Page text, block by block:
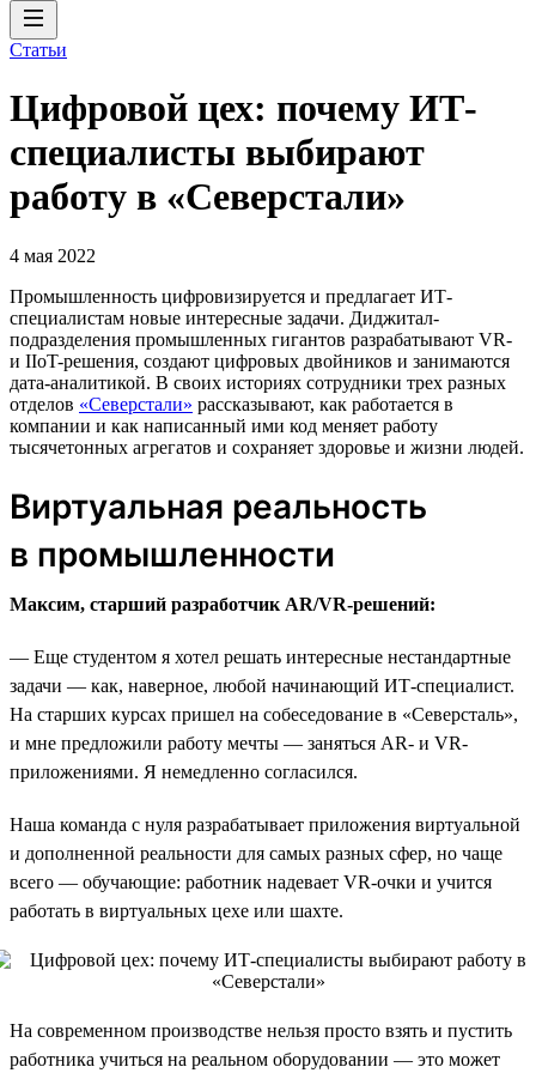
Статьи
Цифровой цех: почему ИТ-
специалисты выбирают
работу в «Северстали»
4 мая 2022
Промышленность цифровизируется и предлагает ИТ-
специалистам новые интересные задачи. Диджитал-
подразделения промышленных гигантов разрабатывают VR-
и IIoT-решения, создают цифровых двойников и занимаются
дата-аналитикой. В своих историях сотрудники трех разных
отделов «Северстали» рассказывают, как работается в
компании и как написанный ими код меняет работу
тысячетонных агрегатов и сохраняет здоровье и жизни людей.
Виртуальная реальность
в промышленности
Максим, старший разработчик AR/VR-решений:
— Еще студентом я хотел решать интересные нестандартные
задачи — как, наверное, любой начинающий ИТ-специалист.
На старших курсах пришел на собеседование в «Северсталь»,
и мне предложили работу мечты — заняться AR- и VR-
приложениями. Я немедленно согласился.
Наша команда с нуля разрабатывает приложения виртуальной
и дополненной реальности для самых разных сфер, но чаще
всего — обучающие: работник надевает VR-очки и учится
работать в виртуальных цехе или шахте.
На современном производстве нельзя просто взять и пустить
работника учиться на реальном оборудовании — это может